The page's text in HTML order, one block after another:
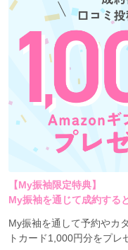
【My振袖限定特典】
My振袖を通じて成約する
My振袖を通して予約やカ
トカード1,000円分をプレ